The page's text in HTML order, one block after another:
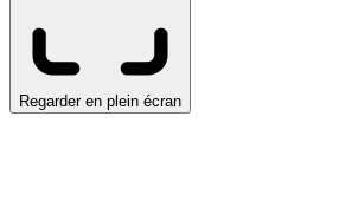
Regarder en plein écran